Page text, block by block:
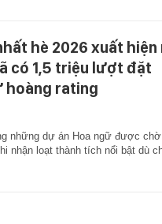
hè 2026 xuất hiện
có 1,5 triệu lượt đặt
hoàng rating
những dự án Hoa ngữ được
nhận loạt thành tích nổi bật dù